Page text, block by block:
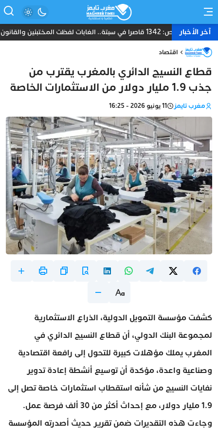
آخر الأخبارخاص: 1342 قاصرا في سبتة.. الغابات لفظت المختبئين والقانون يعطل إعادتهم إلى المغرب
اقتصاد
قطاع النسيج الدائري بالمغرب يقترب من
جذب 1.9 مليار دولار من الاستثمارات الخاصة
مغرب تايمز 11 يونيو 2026 - 16:25
كشفت مؤسسة التمويل الدولية، الذراع الاستثمارية
لمجموعة البنك الدولي، أن قطاع النسيج الدائري في
المغرب يملك مؤهلات كبيرة للتحول إلى رافعة اقتصادية
وصناعية واعدة، مؤكدة أن توسيع أنشطة إعادة تدوير
نفايات النسيج من شأنه استقطاب استثمارات خاصة تصل إلى
1.9 مليار دولار، مع إحداث أكثر من 30 ألف فرصة عمل.
وجاءت هذه التقديرات ضمن تقرير حديث أصدرته المؤسسة